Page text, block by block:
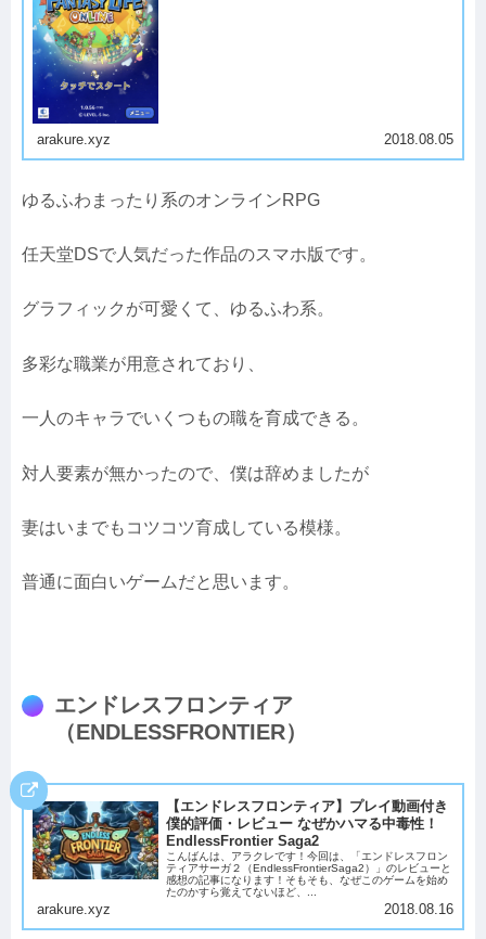
arakure.xyz 2018.08.05
ゆるふわまったり系のオンラインRPG
任天堂DSで人気だった作品のスマホ版です。
グラフィックが可愛くて、ゆるふわ系。
多彩な職業が用意されており、
一人のキャラでいくつもの職を育成できる。
対人要素が無かったので、僕は辞めましたが
妻はいまでもコツコツ育成している模様。
普通に面白いゲームだと思います。
エンドレスフロンティア
（ENDLESSFRONTIER）
【エンドレスフロンティア】プレイ動画付き
僕的評価・レビュー なぜかハマる中毒性！
EndlessFrontier Saga2
こんばんは、アラクレです！今回は、「エンドレスフロン
ティアサーガ２（EndlessFrontierSaga2）」のレビューと
感想の記事になります！そもそも、なぜこのゲームを始め
たのかすら覚えてないほど、...
arakure.xyz 2018.08.16